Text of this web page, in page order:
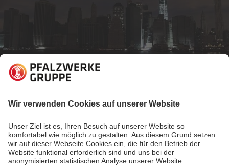
05.01.2021
Energiewissen – Fakten & Stories aus der Welt
der Energie